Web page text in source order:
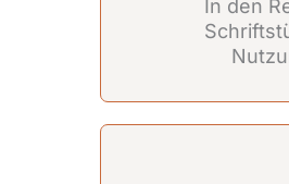
In den